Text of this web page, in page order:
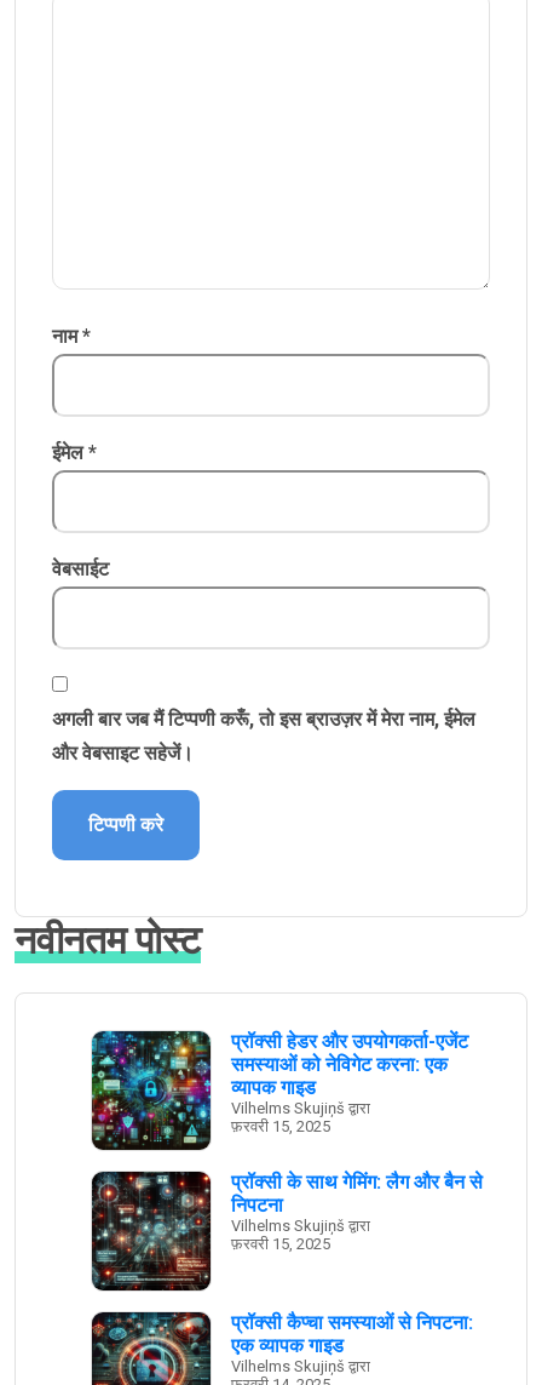
नाम*
ईमेल*
वेबसाईट
अगली बार जब मैं टिप्पणी करूँ, तो इस ब्राउज़र में मेरा नाम, ईमेल
और वेबसाइट सहेजें।
नवीनतम पोस्ट
प्रॉक्सी हेडर और उपयोगकर्ता-एजेंट
समस्याओं को नेविगेट करना: एक
व्यापक गाइड
Vilhelms Skujiņš द्वारा
फ़रवरी 15, 2025
प्रॉक्सी के साथ गेमिंग: लैग और बैन से
निपटना
Vilhelms Skujiņš द्वारा
फ़रवरी 15, 2025
प्रॉक्सी कैप्चा समस्याओं से निपटना:
एक व्यापक गाइड
Vilhelms Skujiņš द्वारा